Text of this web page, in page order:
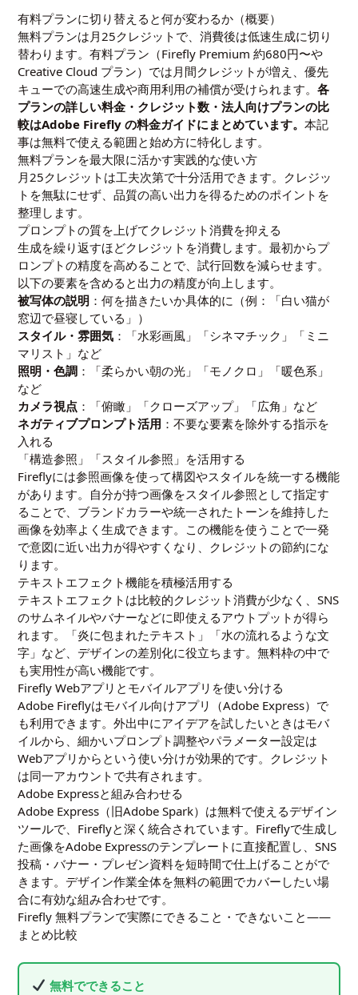
有料プランに切り替えると何が変わるか（概要）
無料プランは月25クレジットで、消費後は低速生成に切り
替わります。有料プラン（Firefly Premium 約680円〜や
Creative Cloud プラン）では月間クレジットが増え、優先
キューでの高速生成や商用利用の補償が受けられます。各
プランの詳しい料金・クレジット数・法人向けプランの比
較はAdobe Firefly の料金ガイドにまとめています。本記
事は無料で使える範囲と始め方に特化します。
無料プランを最大限に活かす実践的な使い方
月25クレジットは工夫次第で十分活用できます。クレジッ
トを無駄にせず、品質の高い出力を得るためのポイントを
整理します。
プロンプトの質を上げてクレジット消費を抑える
生成を繰り返すほどクレジットを消費します。最初からプ
ロンプトの精度を高めることで、試行回数を減らせます。
以下の要素を含めると出力の精度が向上します。
被写体の説明 ：何を描きたいか具体的に（例：「白い猫が
窓辺で昼寝している」）
スタイル・雰囲気 ：「水彩画風」「シネマチック」「ミニ
マリスト」など
照明・色調 ：「柔らかい朝の光」「モノクロ」「暖色系」
など
カメラ視点 ：「俯瞰」「クローズアップ」「広角」など
ネガティブプロンプト活用 ：不要な要素を除外する指示を
入れる
「構造参照」「スタイル参照」を活用する
Fireflyには参照画像を使って構図やスタイルを統一する機能
があります。自分が持つ画像をスタイル参照として指定す
ることで、ブランドカラーや統一されたトーンを維持した
画像を効率よく生成できます。この機能を使うことで一発
で意図に近い出力が得やすくなり、クレジットの節約にな
ります。
テキストエフェクト機能を積極活用する
テキストエフェクトは比較的クレジット消費が少なく、SNS
のサムネイルやバナーなどに即使えるアウトプットが得ら
れます。「炎に包まれたテキスト」「水の流れるような文
字」など、デザインの差別化に役立ちます。無料枠の中で
も実用性が高い機能です。
Firefly Webアプリとモバイルアプリを使い分ける
Adobe Fireflyはモバイル向けアプリ（Adobe Express）で
も利用できます。外出中にアイデアを試したいときはモバ
イルから、細かいプロンプト調整やパラメーター設定は
Webアプリからという使い分けが効果的です。クレジット
は同一アカウントで共有されます。
Adobe Expressと組み合わせる
Adobe Express（旧Adobe Spark）は無料で使えるデザイン
ツールで、Fireflyと深く統合されています。Fireflyで生成し
た画像をAdobe Expressのテンプレートに直接配置し、SNS
投稿・バナー・プレゼン資料を短時間で仕上げることがで
きます。デザイン作業全体を無料の範囲でカバーしたい場
合に有効な組み合わせです。
Firefly 無料プランで実際にできること・できないこと——
まとめ比較
無料でできること